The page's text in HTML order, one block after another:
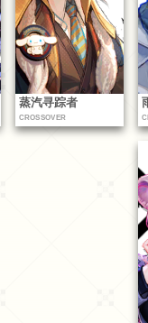
蒸汽寻踪者
CROSSOVER